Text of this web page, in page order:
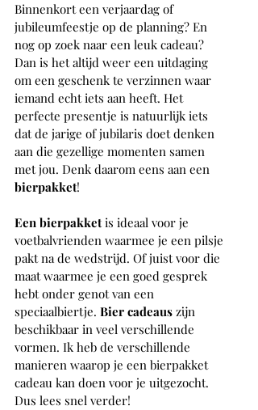
Binnenkort een verjaardag of
jubileumfeestje op de planning? En
nog op zoek naar een leuk cadeau?
Dan is het altijd weer een uitdaging
om een geschenk te verzinnen waar
iemand echt iets aan heeft. Het
perfecte presentje is natuurlijk iets
dat de jarige of jubilaris doet denken
aan die gezellige momenten samen
met jou. Denk daarom eens aan een
bierpakket!
Een bierpakket is ideaal voor je
voetbalvrienden waarmee je een pilsje
pakt na de wedstrijd. Of juist voor die
maat waarmee je een goed gesprek
hebt onder genot van een
speciaalbiertje. Bier cadeaus zijn
beschikbaar in veel verschillende
vormen. Ik heb de verschillende
manieren waarop je een bierpakket
cadeau kan doen voor je uitgezocht.
Dus lees snel verder!